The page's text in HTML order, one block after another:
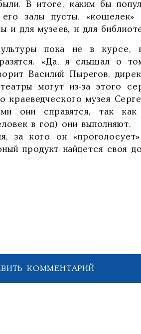
В итоге, каким бы
залы пусты,
и для музеев, и для
пока не в курсе,
«Да, я слышал о
Василий Пырегов,
могут из-за этого
краеведческого музея
они справятся, так
в год) они выполняют.
за кого он
продукт найдется своя
КОММЕНТАРИЙ